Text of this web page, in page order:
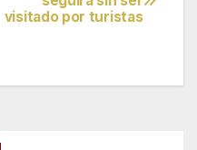
visitado por turistas